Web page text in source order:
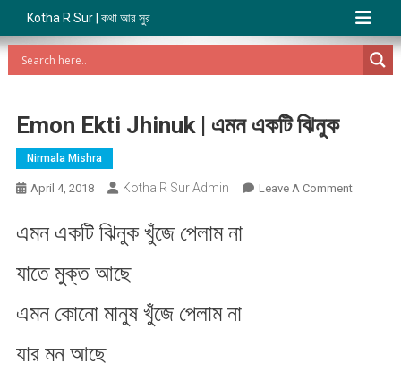
Kotha R Sur | কথা আর সুর
Emon Ekti Jhinuk | এমন একটি ঝিনুক
Nirmala Mishra
April 4, 2018 Kotha R Sur Admin Leave A CommentOn
এমন একটি ঝিনুক খুঁজে পেলাম না
যাতে মুক্ত আছে
এমন কোনো মানুষ খুঁজে পেলাম না
যার মন আছে